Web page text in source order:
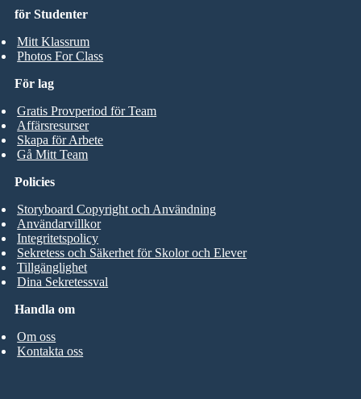
för Studenter
Mitt Klassrum
Photos For Class
För lag
Gratis Provperiod för Team
Affärsresurser
Skapa för Arbete
Gå Mitt Team
Handla om
Om oss
Kontakta oss
Policies
Storyboard Copyright och Användning
Användarvillkor
Integritetspolicy
Sekretess och Säkerhet för Skolor och Elever
Tillgänglighet
Dina Sekretessval